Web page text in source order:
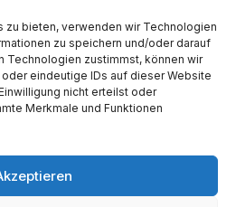
zu bieten, verwenden wir Technologien
zu speichern und/oder darauf
Technologien zustimmst, können wir
eindeutige IDs auf dieser Website
nicht erteilst oder
Merkmale und Funktionen